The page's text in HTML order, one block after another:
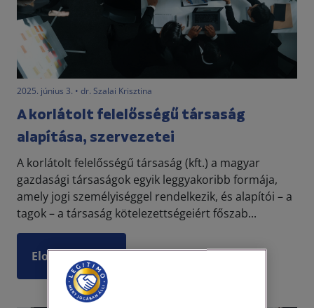
2025. június 3. • dr. Szalai Krisztina
A korlátolt felelősségű társaság
alapítása, szervezetei
A korlátolt felelősségű társaság (kft.) a magyar
gazdasági társaságok egyik leggyakoribb formája,
amely jogi személyiséggel rendelkezik, és alapítói – a
tagok – a társaság kötelezettségeiért főszab...
Elolvasom